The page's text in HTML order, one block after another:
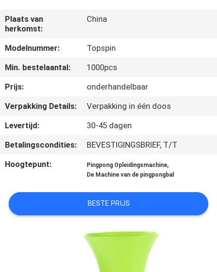
FABRIEKSTOCHT
KWALITEITSCONTROLE
NEEM
CONTACT
MET
ONS
OP
VRAAG
EEN
Plaats van
herkomst:
China
Modelnummer:
Topspin
Min. bestelaantal:
1000pcs
Prijs:
onderhandelbaar
Verpakking Details:
Verpakking in één doos
Levertijd:
30-45 dagen
Betalingscondities:
BEVESTIGINGSBRIEF, T/T
Hoogtepunt:
Pingpong Opleidingsmachine,
De Machine van de pingpongbal
BESTE PRIJS